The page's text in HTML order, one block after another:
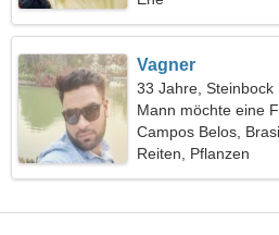
Vagner
33 Jahre, Steinbock
Mann möchte eine
Campos Belos,
Reiten, Pflanzen